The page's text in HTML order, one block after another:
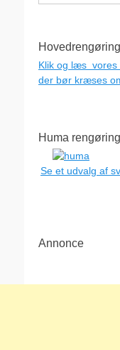
Klik og læs vores
der bør kræses
Huma
Se et udvalg af
Annonce